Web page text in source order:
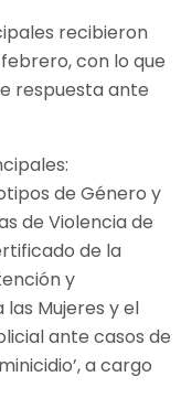
recibieron
con lo que
respuesta ante
de Género y
de Violencia de
de la
y
Mujeres y el
ante casos de
a cargo